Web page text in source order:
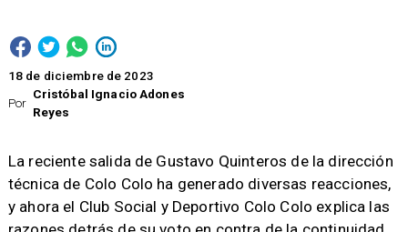
Por
Cristóbal Ignacio Adones
Reyes
18 de diciembre de 2023
La reciente salida de Gustavo Quinteros de la dirección
técnica de Colo Colo ha generado diversas reacciones,
y ahora el Club Social y Deportivo Colo Colo explica las